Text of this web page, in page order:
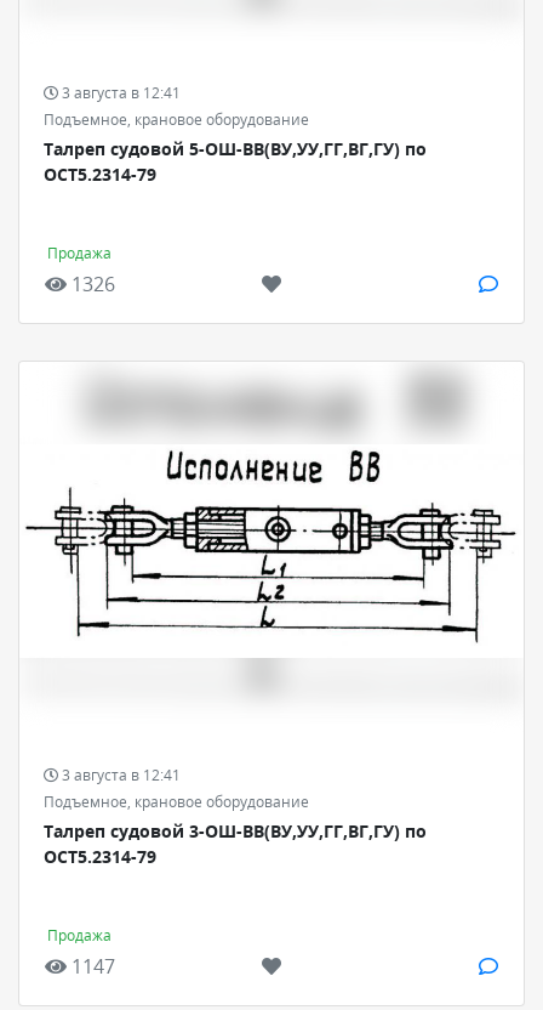
3 августа в 12:41
Подъемное, крановое оборудование
Талреп судовой 5-ОШ-ВВ(ВУ,УУ,ГГ,ВГ,ГУ) по
ОСТ5.2314-79
Продажа
1326
3 августа в 12:41
Подъемное, крановое оборудование
Талреп судовой 3-ОШ-ВВ(ВУ,УУ,ГГ,ВГ,ГУ) по
ОСТ5.2314-79
Продажа
1147